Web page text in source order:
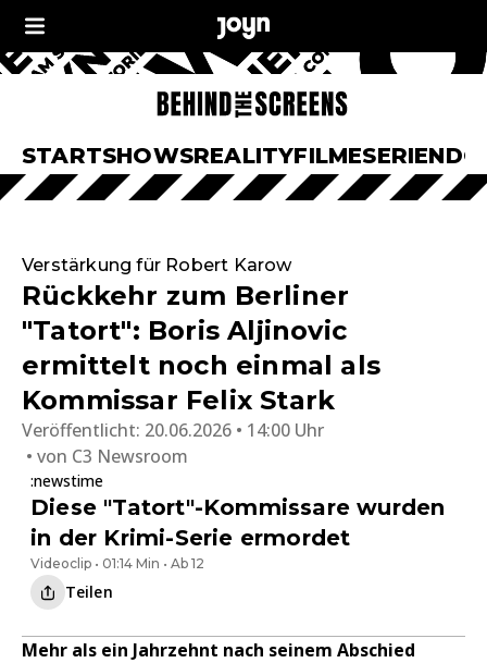
STARTSHOWSREALITYFILMESERIEN
Verstärkung für Robert Karow
Rückkehr zum Berliner
"Tatort": Boris Aljinovic
ermittelt noch einmal als
Kommissar Felix Stark
Veröffentlicht: 20.06.2026 • 14:00 Uhr
von C3 Newsroom
:newstime
Diese "Tatort"-Kommissare wurden
in der Krimi-Serie ermordet
Videoclip • 01:14 Min • Ab 12
Teilen
Mehr als ein Jahrzehnt nach seinem Abschied